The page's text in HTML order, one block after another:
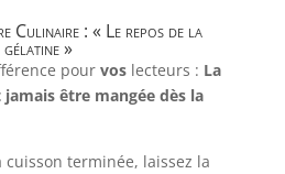
Culinaire : « Le repos de la
gélatine »
pour voslecteurs : La
être mangée dès la
cuisson terminée, laissez la